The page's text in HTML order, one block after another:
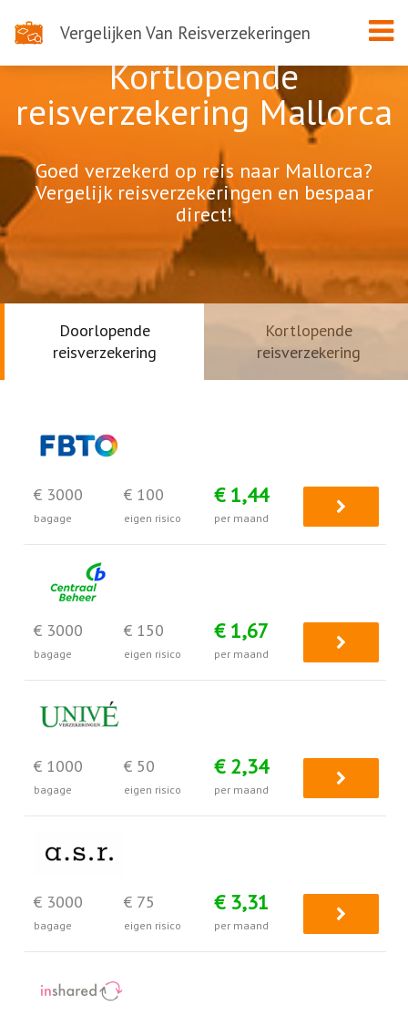
Vergelijken Van Reisverzekeringen
Kortlopende
reisverzekering Mallorca
Goed verzekerd op reis naar Mallorca?
Vergelijk reisverzekeringen en bespaar
direct!
Doorlopende
reisverzekering
Kortlopende
reisverzekering
€ 3000
bagage
€ 100
eigen risico
€ 1,44
per maand
€ 3000
bagage
€ 150
eigen risico
€ 1,67
per maand
€ 1000
bagage
€ 50
eigen risico
€ 2,34
per maand
€ 3000
bagage
€ 75
eigen risico
€ 3,31
per maand